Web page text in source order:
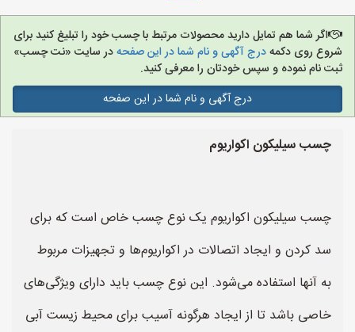
اگر شما هم تمایل دارید محصولات مرتبط با چسب خود را تبلیغ کنید برای
شروع روی دکمهدرج آگهی و نام شما در این صفحهدر سایت «نت چسب»
ثبت نام نموده و سپس خودتان را معرفی کنید.
درج آگهی و نام شما در این صفحه
چسب سیلیکون اکواریوم
چسب سیلیکون اکواریوم یک نوع چسب خاص است که برای
سد کردن و ایجاد اتصالات در اکواریوم‌ها و تجهیزات مربوط
به آنها استفاده می‌شود. این نوع چسب باید دارای ویژگی‌های
خاصی باشد تا از ایجاد هرگونه آسیب برای محیط زیست آبی